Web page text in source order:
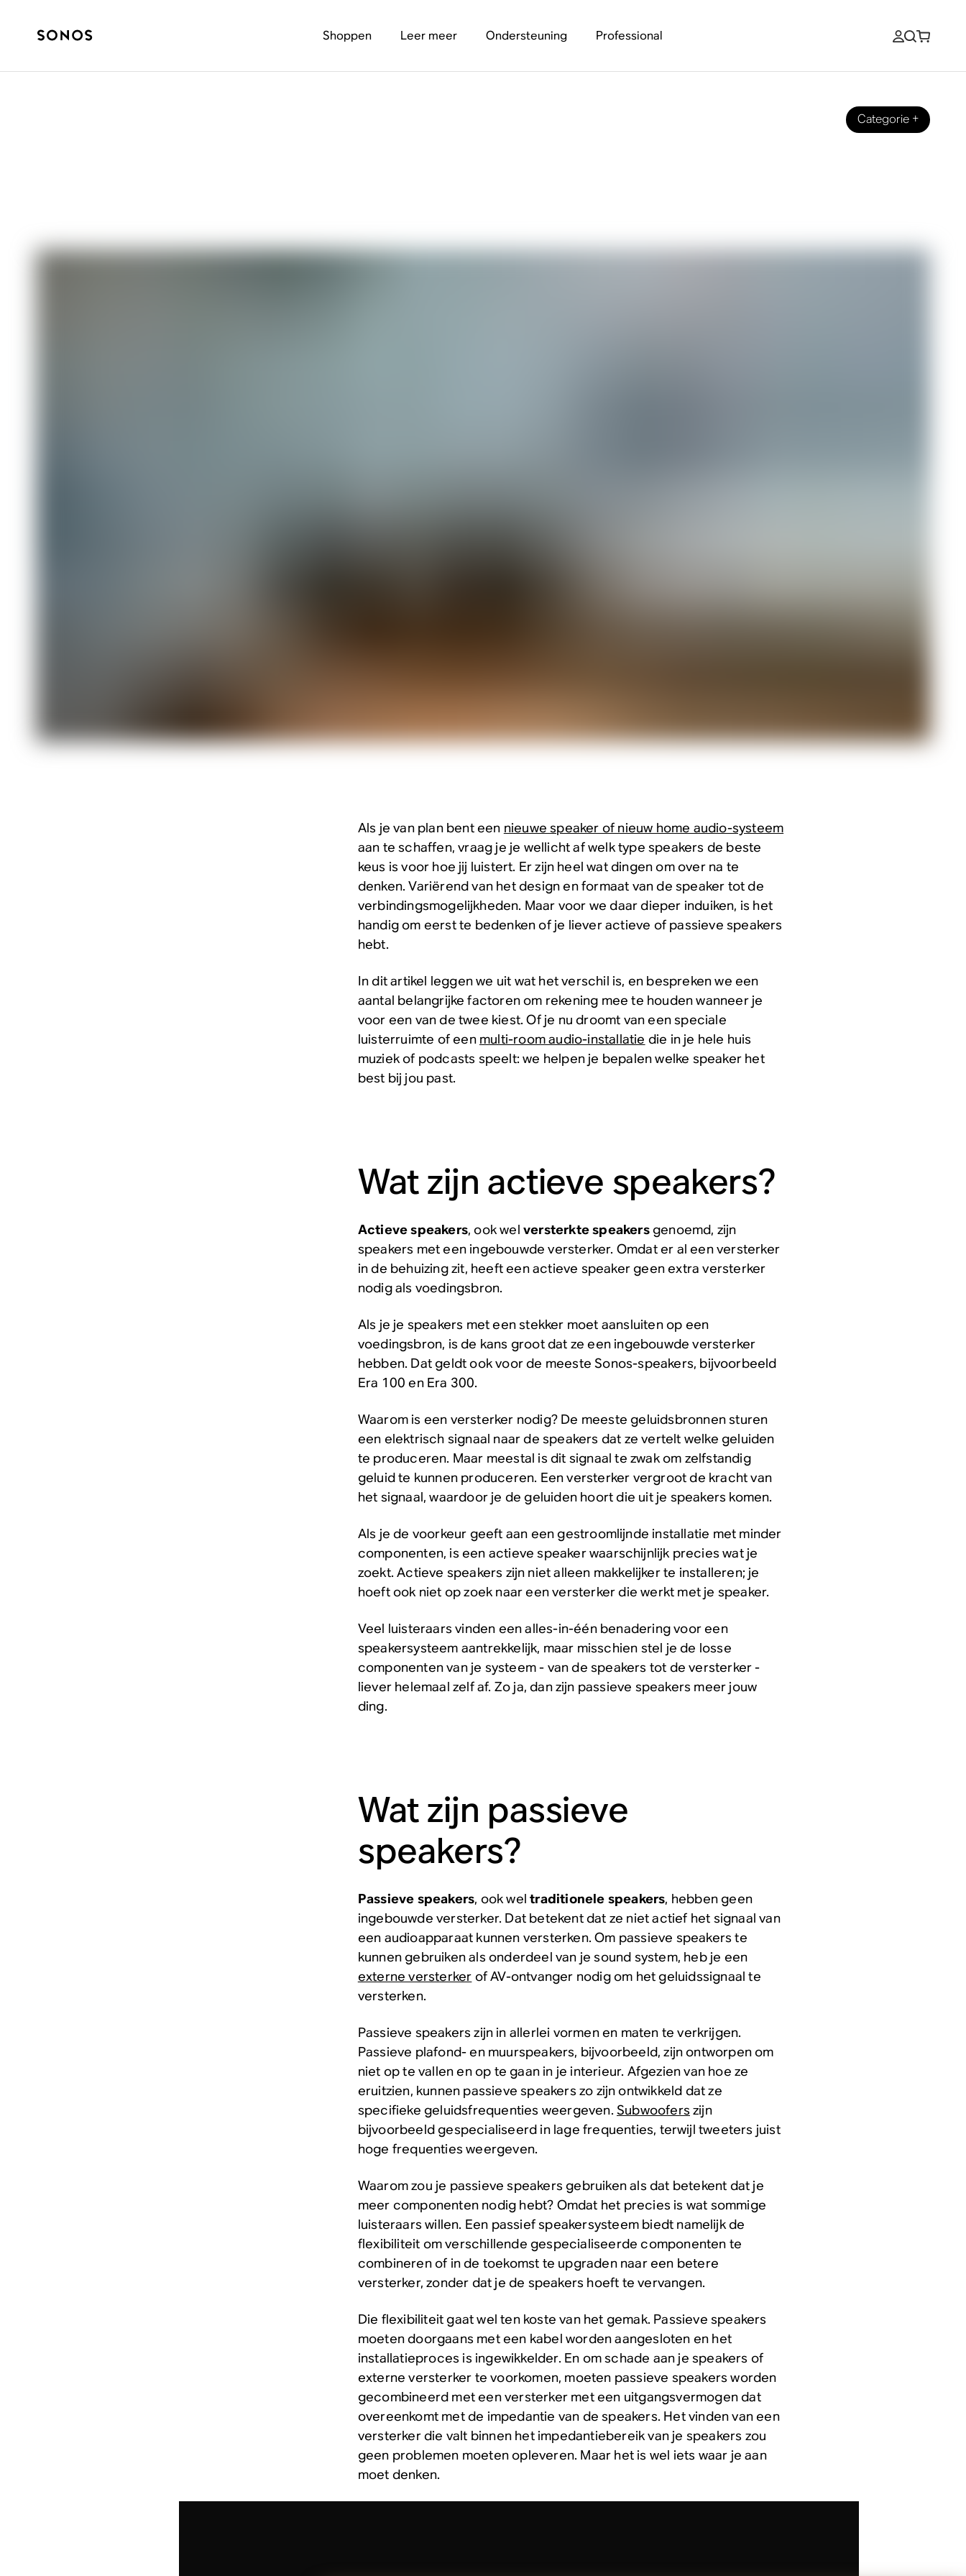
Shoppen Leer meer Ondersteuning Professional
Categorie +
Als je van plan bent een nieuwe speaker of nieuw home audio-systeem
aan te schaffen, vraag je je wellicht af welk type speakers de beste
keus is voor hoe jij luistert. Er zijn heel wat dingen om over na te
denken. Variërend van het design en formaat van de speaker tot de
verbindingsmogelijkheden. Maar voor we daar dieper induiken, is het
handig om eerst te bedenken of je liever actieve of passieve speakers
hebt.
In dit artikel leggen we uit wat het verschil is, en bespreken we een
aantal belangrijke factoren om rekening mee te houden wanneer je
voor een van de twee kiest. Of je nu droomt van een speciale
luisterruimte of een multi-room audio-installatie die in je hele huis
muziek of podcasts speelt: we helpen je bepalen welke speaker het
best bij jou past.
Wat zijn actieve speakers?
Actieve speakers, ook wel versterkte speakersgenoemd, zijn
speakers met een ingebouwde versterker. Omdat er al een versterker
in de behuizing zit, heeft een actieve speaker geen extra versterker
nodig als voedingsbron.
Als je je speakers met een stekker moet aansluiten op een
voedingsbron, is de kans groot dat ze een ingebouwde versterker
hebben. Dat geldt ook voor de meeste Sonos-speakers, bijvoorbeeld
Era 100 en Era 300.
Waarom is een versterker nodig? De meeste geluidsbronnen sturen
een elektrisch signaal naar de speakers dat ze vertelt welke geluiden
te produceren. Maar meestal is dit signaal te zwak om zelfstandig
geluid te kunnen produceren. Een versterker vergroot de kracht van
het signaal, waardoor je de geluiden hoort die uit je speakers komen.
Als je de voorkeur geeft aan een gestroomlijnde installatie met minder
componenten, is een actieve speaker waarschijnlijk precies wat je
zoekt. Actieve speakers zijn niet alleen makkelijker te installeren; je
hoeft ook niet op zoek naar een versterker die werkt met je speaker.
Veel luisteraars vinden een alles-in-één benadering voor een
speakersysteem aantrekkelijk, maar misschien stel je de losse
componenten van je systeem - van de speakers tot de versterker -
liever helemaal zelf af. Zo ja, dan zijn passieve speakers meer jouw
ding.
Wat zijn passieve
speakers?
Passieve speakers, ook weltraditionele speakers, hebben geen
ingebouwde versterker. Dat betekent dat ze nietactief het signaal van
een audioapparaat kunnen versterken. Om passieve speakers te
kunnen gebruiken als onderdeel van je sound system, heb je een
externe versterker of AV-ontvanger nodig om het geluidssignaal te
versterken.
Passieve speakers zijn in allerlei vormen en maten te verkrijgen.
Passieve plafond- en muurspeakers, bijvoorbeeld, zijn ontworpen om
niet op te vallen en op te gaan in je interieur. Afgezien van hoe ze
eruitzien, kunnen passieve speakers zo zijn ontwikkeld dat ze
specifieke geluidsfrequenties weergeven. Subwoofers zijn
bijvoorbeeld gespecialiseerd in lage frequenties, terwijl tweeters juist
hoge frequenties weergeven.
Waarom zou je passieve speakers gebruiken als dat betekent dat je
meer componenten nodig hebt? Omdat het precies is wat sommige
luisteraars willen. Een passief speakersysteem biedt namelijk de
flexibiliteit om verschillende gespecialiseerde componenten te
combineren of in de toekomst te upgraden naar een betere
versterker, zonder dat je de speakers hoeft te vervangen.
Die flexibiliteit gaat wel ten koste van het gemak. Passieve speakers
moeten doorgaans met een kabel worden aangesloten en het
installatieproces is ingewikkelder. En om schade aan je speakers of
externe versterker te voorkomen, moeten passieve speakers worden
gecombineerd met een versterker met een uitgangsvermogen dat
overeenkomt met de impedantie van de speakers. Het vinden van een
versterker die valt binnen het impedantiebereik van je speakers zou
geen problemen moeten opleveren. Maar het is wel iets waar je aan
moet denken.